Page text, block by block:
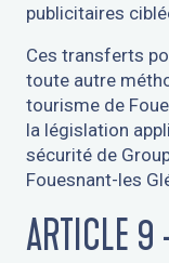
publicitaires
Ces transferts
toute autre
tourisme de
la législation
sécurité de
Fouesnant-les
ARTICLE 9